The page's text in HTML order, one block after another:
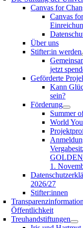
Canvas for
Canvas
Über uns
Stifter:in werden
jetzt
Geförderte
Kann
sein?
Förderung
Summer
World
1.
2026/27
Stifter:innen
Öffentlichkeit
Treuhandstiftungen